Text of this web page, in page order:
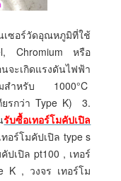
เซอร์วัดอุณหภูมิที่ใช้
Chromium หรือ
ะเกิดแรงดันไฟฟ้า
สำหรับ 1000°C
ยรกว่า Type K) 3.
รับซื้อเทอร์โมคัปเปิล
อร์โมคัปเปิล type s
ปเปิล pt100 , เทอร์
K , วงจร เทอร์โม